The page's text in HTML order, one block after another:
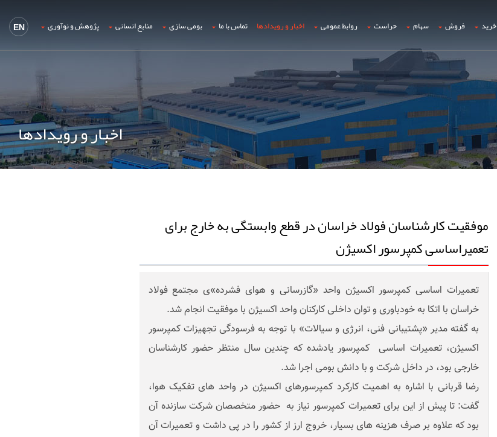
EN خرید فروش سهام حراست روابط عمومی اخبار و رویدادها تماس با ما بومی سازی منابع انسانی پژوهش و نوآوری
اخبار و رویدادها
موفقیت کارشناسان فولاد خراسان در قطع وابستگی به خارج برای
تعمیراساسی کمپرسور اکسیژن
تعمیرات اساسی کمپرسور اکسیژن واحد «گازرسانی و هوای فشرده»ی مجتمع فولاد
خراسان با اتکا به خودباوری و توان داخلی کارکنان واحد اکسیژن با موفقیت انجام شد.
به گفته مدیر «پشتیبانی فنی، انرژی و سیالات» با توجه به فرسودگی تجهیزات کمپرسور
اکسیژن، تعمیرات اساسی کمپرسور یادشده که چندین سال منتظر حضور کارشناسان
خارجی بود، در داخل شرکت و با دانش بومی اجرا شد.
رضا قربانی با اشاره به اهمیت کارکرد کمپرسورهای اکسیژن در واحد های تفکیک هوا،
گفت: تا پیش از این برای تعمیرات کمپرسور نیاز به حضور متخصصان شرکت سازنده آن
بود که علاوه بر صرف هزینه های بسیار، خروج ارز از کشور را در پی داشت و تعمیرات آن